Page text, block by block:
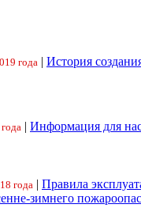
года | История
| Информация для
года | Правила
зимнего